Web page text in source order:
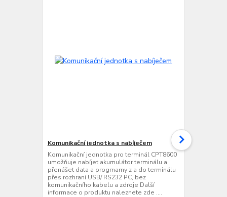
Komunikační jednotka s nabíječem
Komunikační jednotka pro terminál CPT8600
umožňuje nabíjet akumulátor terminálu a
přenášet data a progrnamy z a do terminálu
přes rozhraní USB/ RS232 PC, bez
komunikačního kabelu a zdroje Další
informace o produktu naleznete zde ....
Dvojitá